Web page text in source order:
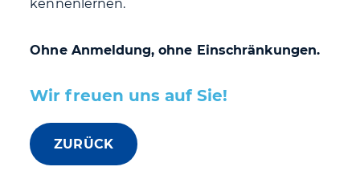
kennenlernen.
Ohne Anmeldung, ohne Einschränkungen.
Wir freuen uns auf Sie!
ZURÜCK